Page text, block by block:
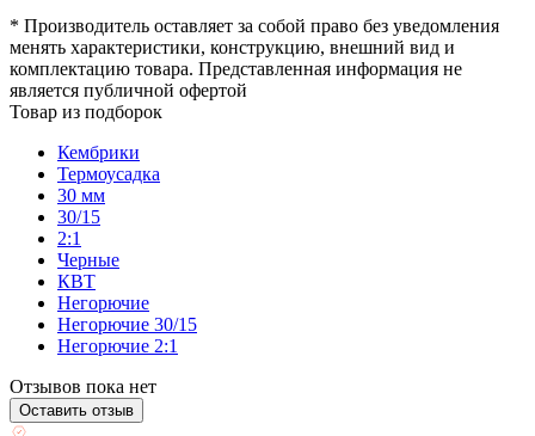
* Производитель оставляет за собой право без уведомления
менять характеристики, конструкцию, внешний вид и
комплектацию товара. Представленная информация не
является публичной офертой
Товар из подборок
Кембрики
Термоусадка
30 мм
30/15
2:1
Черные
КВТ
Негорючие
Негорючие 30/15
Негорючие 2:1
Отзывов пока нет
Оставить отзыв